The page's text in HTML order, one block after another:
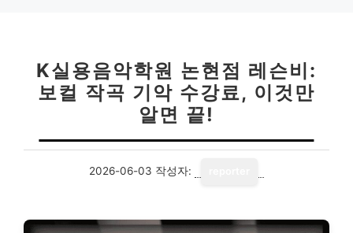
K실용음악학원 논현점 레슨비:
보컬 작곡 기악 수강료, 이것만
알면 끝!
2026-06-03 작성자: